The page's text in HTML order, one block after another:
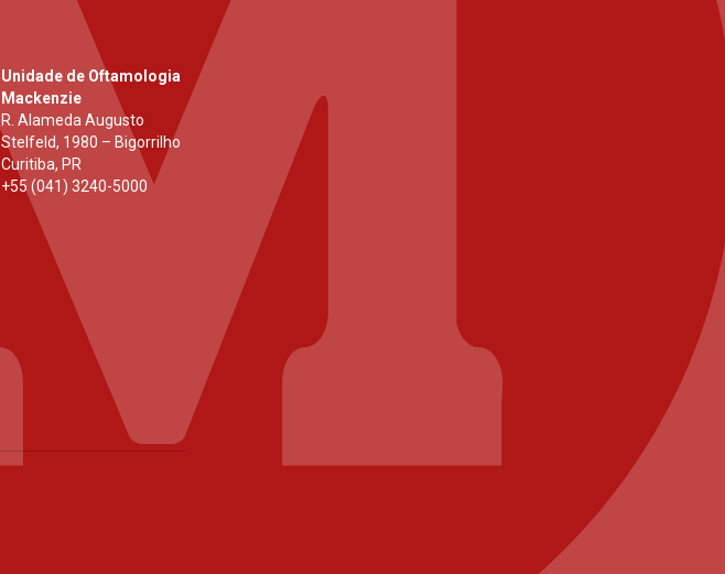
Unidade de Oftamologia
Mackenzie
R. Alameda Augusto
Stelfeld, 1980 – Bigorrilho
Curitiba, PR
+55 (041) 3240-5000